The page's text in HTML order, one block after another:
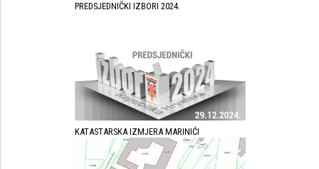
PREDSJEDNIČKI IZBORI 2024.
KATASTARSKA IZMJERA MARINIĆI